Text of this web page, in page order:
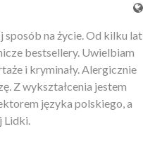
sposób na życie. Od kilku lat
bestsellery. Uwielbiam
i kryminały. Alergicznie
Z wykształcenia jestem
języka polskiego, a
Lidki.